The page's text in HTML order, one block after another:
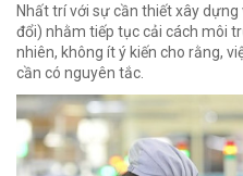
Nhất trí với sự cần thiết xây
đổi) nhằm tiếp tục cải cách môi
nhiên, không ít ý kiến cho rằng,
cần có nguyên tắc.